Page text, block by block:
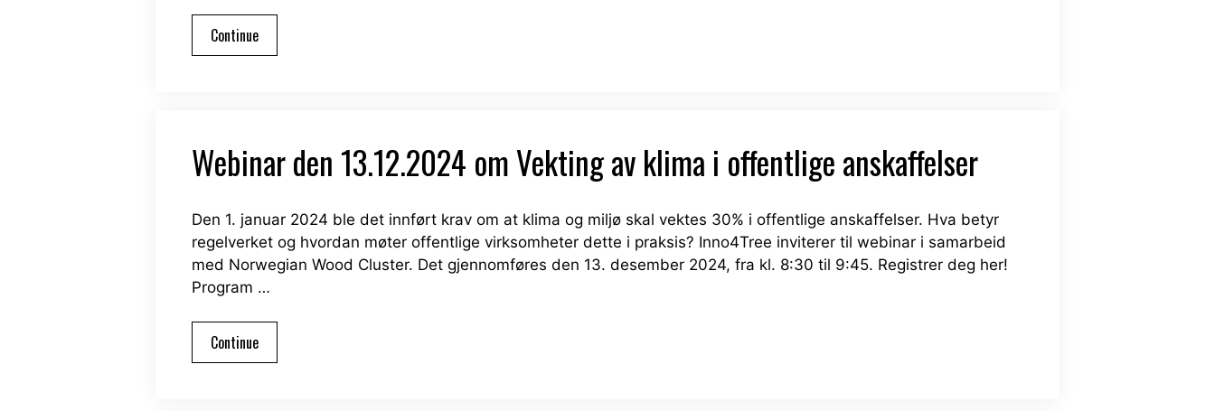
Continue
Webinar den 13.12.2024 om Vekting av klima i offentlige anskaffelser
Den 1. januar 2024 ble det innført krav om at klima og miljø skal vektes 30% i offentlige anskaffelser. Hva betyr
regelverket og hvordan møter offentlige virksomheter dette i praksis? Inno4Tree inviterer til webinar i samarbeid
med Norwegian Wood Cluster. Det gjennomføres den 13. desember 2024, fra kl. 8:30 til 9:45. Registrer deg her!
Program …
Continue